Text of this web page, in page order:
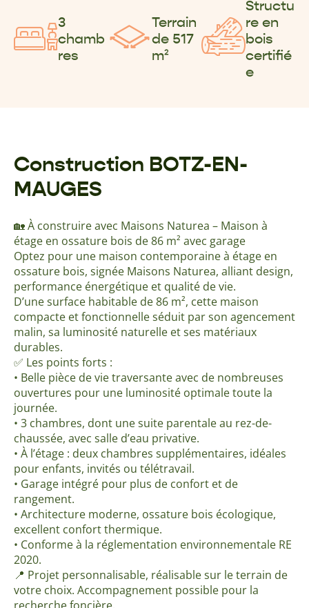
3
chamb
res
Terrain
de 517
m²
Structu
re en
bois
certifié
e
Construction BOTZ-EN-
MAUGES
🏡 À construire avec Maisons Naturea – Maison à
étage en ossature bois de 86 m² avec garage
Optez pour une maison contemporaine à étage en
ossature bois, signée Maisons Naturea, alliant design,
performance énergétique et qualité de vie.
D’une surface habitable de 86 m², cette maison
compacte et fonctionnelle séduit par son agencement
malin, sa luminosité naturelle et ses matériaux
durables.
✅ Les points forts :
• Belle pièce de vie traversante avec de nombreuses
ouvertures pour une luminosité optimale toute la
journée.
• 3 chambres, dont une suite parentale au rez-de-
chaussée, avec salle d’eau privative.
• À l’étage : deux chambres supplémentaires, idéales
pour enfants, invités ou télétravail.
• Garage intégré pour plus de confort et de
rangement.
• Architecture moderne, ossature bois écologique,
excellent confort thermique.
• Conforme à la réglementation environnementale RE
2020.
📍 Projet personnalisable, réalisable sur le terrain de
votre choix. Accompagnement possible pour la